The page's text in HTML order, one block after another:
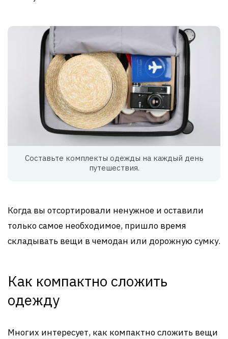
Составьте комплекты одежды на каждый день
путешествия.
Когда вы отсортировали ненужное и оставили
только самое необходимое, пришло время
складывать вещи в чемодан или дорожную сумку.
Как компактно сложить
одежду
Многих интересует, как компактно сложить вещи